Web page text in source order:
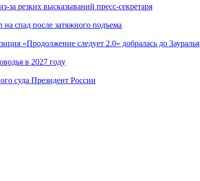
за резких высказываний пресс-секретаря
спад после затяжного подъема
«Продолжение следует 2.0» добралась до Зауралья
в 2027 году
суда Президент России